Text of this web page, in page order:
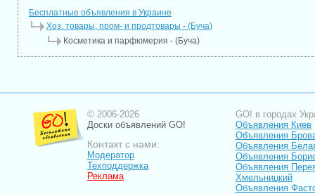
Бесплатные объявления в Украине
Хоз. товары, пром- и продтовары - (Буча)
Косметика и парфюмерия - (Буча)
© 2006-2026
Доски объявлений GO!
Контакт с нами:
Модератор
Техподдержка
Реклама
GO! в городах
Объявления Киев
Объявления
Объявления
Объявления
Объявления
Хмельницкий
Объявления